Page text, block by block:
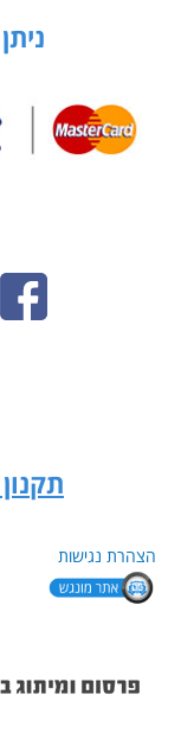
הצהרת נגישות